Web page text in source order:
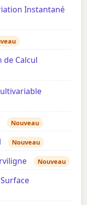
Instantané
Calcul
Nouveau
Nouveau
Nouveau